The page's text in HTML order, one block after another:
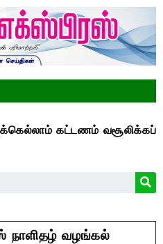
கட்டணம் வசூலிக்கப்படும்? –
நாளிதழ் வழங்கல்